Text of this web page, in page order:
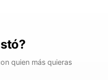
quien más quieras